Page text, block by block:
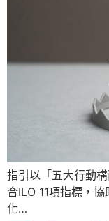
指引以「五大行動
合ILO 11項指標，
化…